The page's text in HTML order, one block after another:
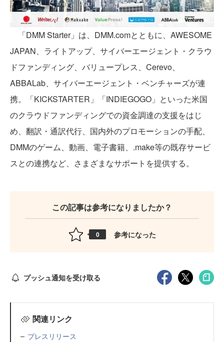
「DMM Starter」は、DMM.comとともに、AWESOME
JAPAN、ライトアップ、サイバーエージェント・クラウ
ドファンディング、バリュープレス、Cerevo、
ABBALab、サイバーエージェント・ベンチャーズが連
携。「KICKSTARTER」「INDIEGOGO」といった米国
のクラウドファンディングでの資金調達の支援をはじ
め、翻訳・通訳代行、国内外のプロモーションの手配、
DMMのゲーム、動画、電子書籍、.make等の既存サービ
スとの連携など、さまざまなサポートを提供する。
この記事は参考になりましたか？
0 参考になった
プッシュ通知を受け取る
関連リンク
プレスリリース